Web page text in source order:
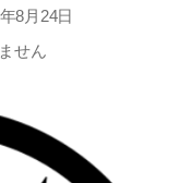
8月24日
せん